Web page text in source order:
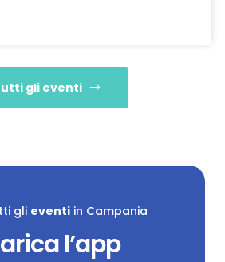
gli eventi
gli eventiin Campania
l’app